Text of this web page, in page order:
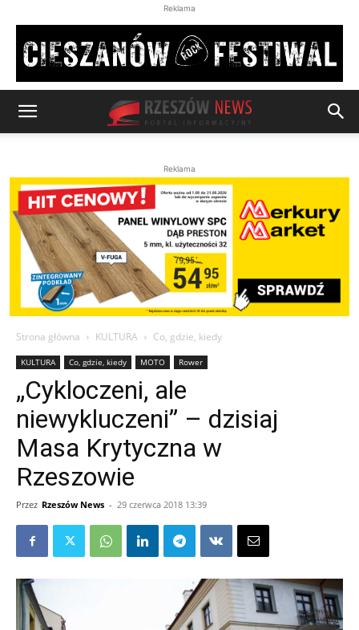
Reklama
Reklama
Strona główna KULTURA Co, gdzie, kiedy
KULTURA Co, gdzie, kiedy MOTO Rower
„Cykloczeni, ale
niewykluczeni” – dzisiaj
Masa Krytyczna w
Rzeszowie
Przez Rzeszów News - 29 czerwca 2018 13:39